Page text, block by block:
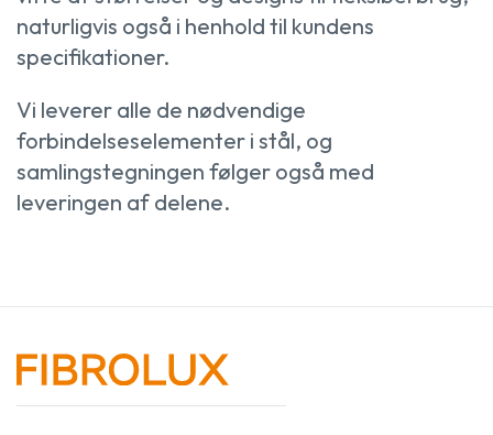
naturligvis også i henhold til kundens
specifikationer.
Vi leverer alle de nødvendige
forbindelseselementer i stål, og
samlingstegningen følger også med
leveringen af delene.